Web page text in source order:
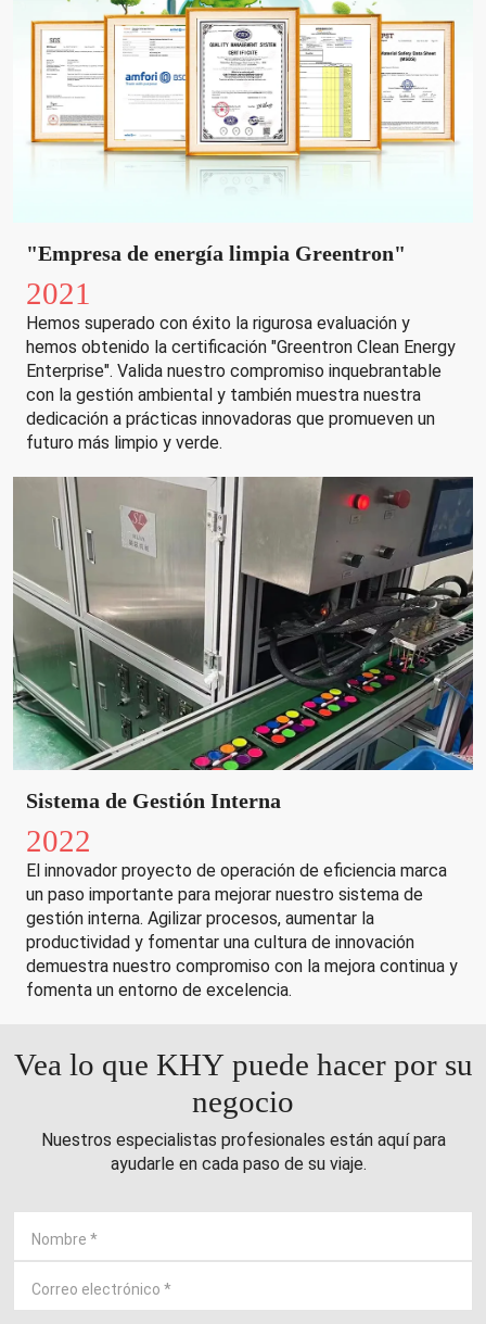
"Empresa de energía limpia Greentron"
2021
Hemos superado con éxito la rigurosa evaluación y
hemos obtenido la certificación "Greentron Clean Energy
Enterprise". Valida nuestro compromiso inquebrantable
con la gestión ambiental y también muestra nuestra
dedicación a prácticas innovadoras que promueven un
futuro más limpio y verde.
Sistema de Gestión Interna
2022
El innovador proyecto de operación de eficiencia marca
un paso importante para mejorar nuestro sistema de
gestión interna. Agilizar procesos, aumentar la
productividad y fomentar una cultura de innovación
demuestra nuestro compromiso con la mejora continua y
fomenta un entorno de excelencia.
Vea lo que KHY puede hacer por su
negocio
Nuestros especialistas profesionales están aquí para
ayudarle en cada paso de su viaje.
Nombre *
Correo electrónico *